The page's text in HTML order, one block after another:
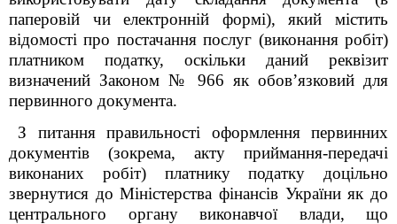
паперовій чи електронній формі), який містить
відомості про постачання послуг (виконання робіт)
платником податку, оскільки даний реквізит
визначений Законом № 966 як обов’язковий для
первинного документа.
З питання правильності оформлення первинних
документів (зокрема, акту приймання-передачі
виконаних робіт) платнику податку доцільно
звернутися до Міністерства фінансів України як до
центрального органу виконавчої влади, що